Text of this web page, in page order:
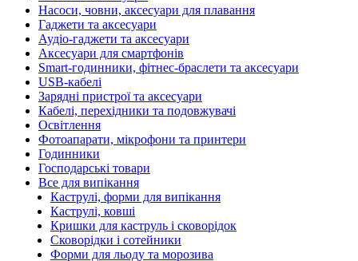
Насоси, човни, аксесуари для плавання
Гаджети та аксесуари
Аудіо-гаджети та аксесуари
Аксесуари для смартфонів
Smart-годинники, фітнес-браслети та аксесуари
USB-кабелі
Зарядні пристрої та аксесуари
Кабелі, перехідники та подовжувачі
Освітлення
Фотоапарати, мікрофони та принтери
Годинники
Господарські товари
Все для випікання
Каструлі, форми для випікання
Каструлі, ковші
Кришки для каструль і сковорідок
Сковорідки і сотейники
Форми для льоду та морозива